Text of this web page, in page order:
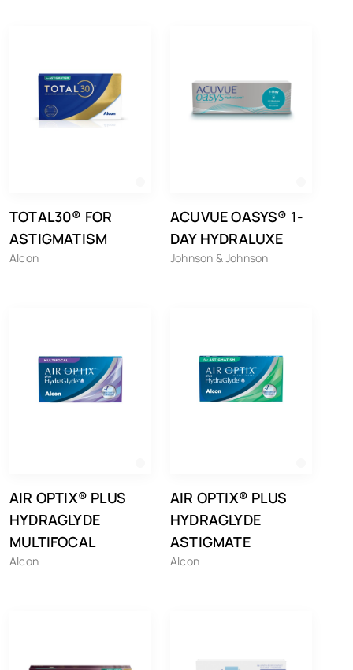
TOTAL30® FOR
ASTIGMATISM
Alcon
ACUVUE OASYS® 1-
DAY HYDRALUXE
Johnson & Johnson
AIR OPTIX® PLUS
HYDRAGLYDE
MULTIFOCAL
Alcon
AIR OPTIX® PLUS
HYDRAGLYDE
ASTIGMATE
Alcon